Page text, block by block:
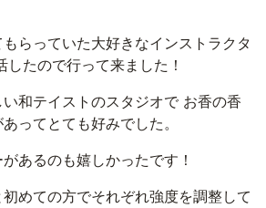
らっていた大好きなインストラクタ
たので行って来ました！
和テイストのスタジオで お香の香
ってとても好みでした。
あるのも嬉しかったです！
めての方でそれぞれ強度を調整して